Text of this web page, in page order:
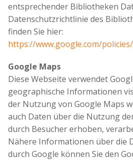
entsprechender Bibliotheken
Datenschutzrichtlinie des
finden Sie hier:
https://www.google.com/
Google Maps
Diese Webseite verwendet
geographische Informationen
der Nutzung von Google Maps
auch Daten über die Nutzung
durch Besucher erhoben,
Nähere Informationen über die
durch Google können Sie den